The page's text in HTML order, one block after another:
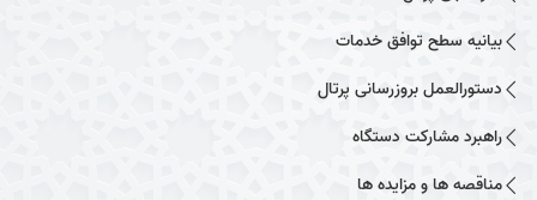
بیانیه سطح توافق خدمات
دستورالعمل بروزرسانی پرتال
راهبرد مشارکت دستگاه
مناقصه ها و مزایده ها